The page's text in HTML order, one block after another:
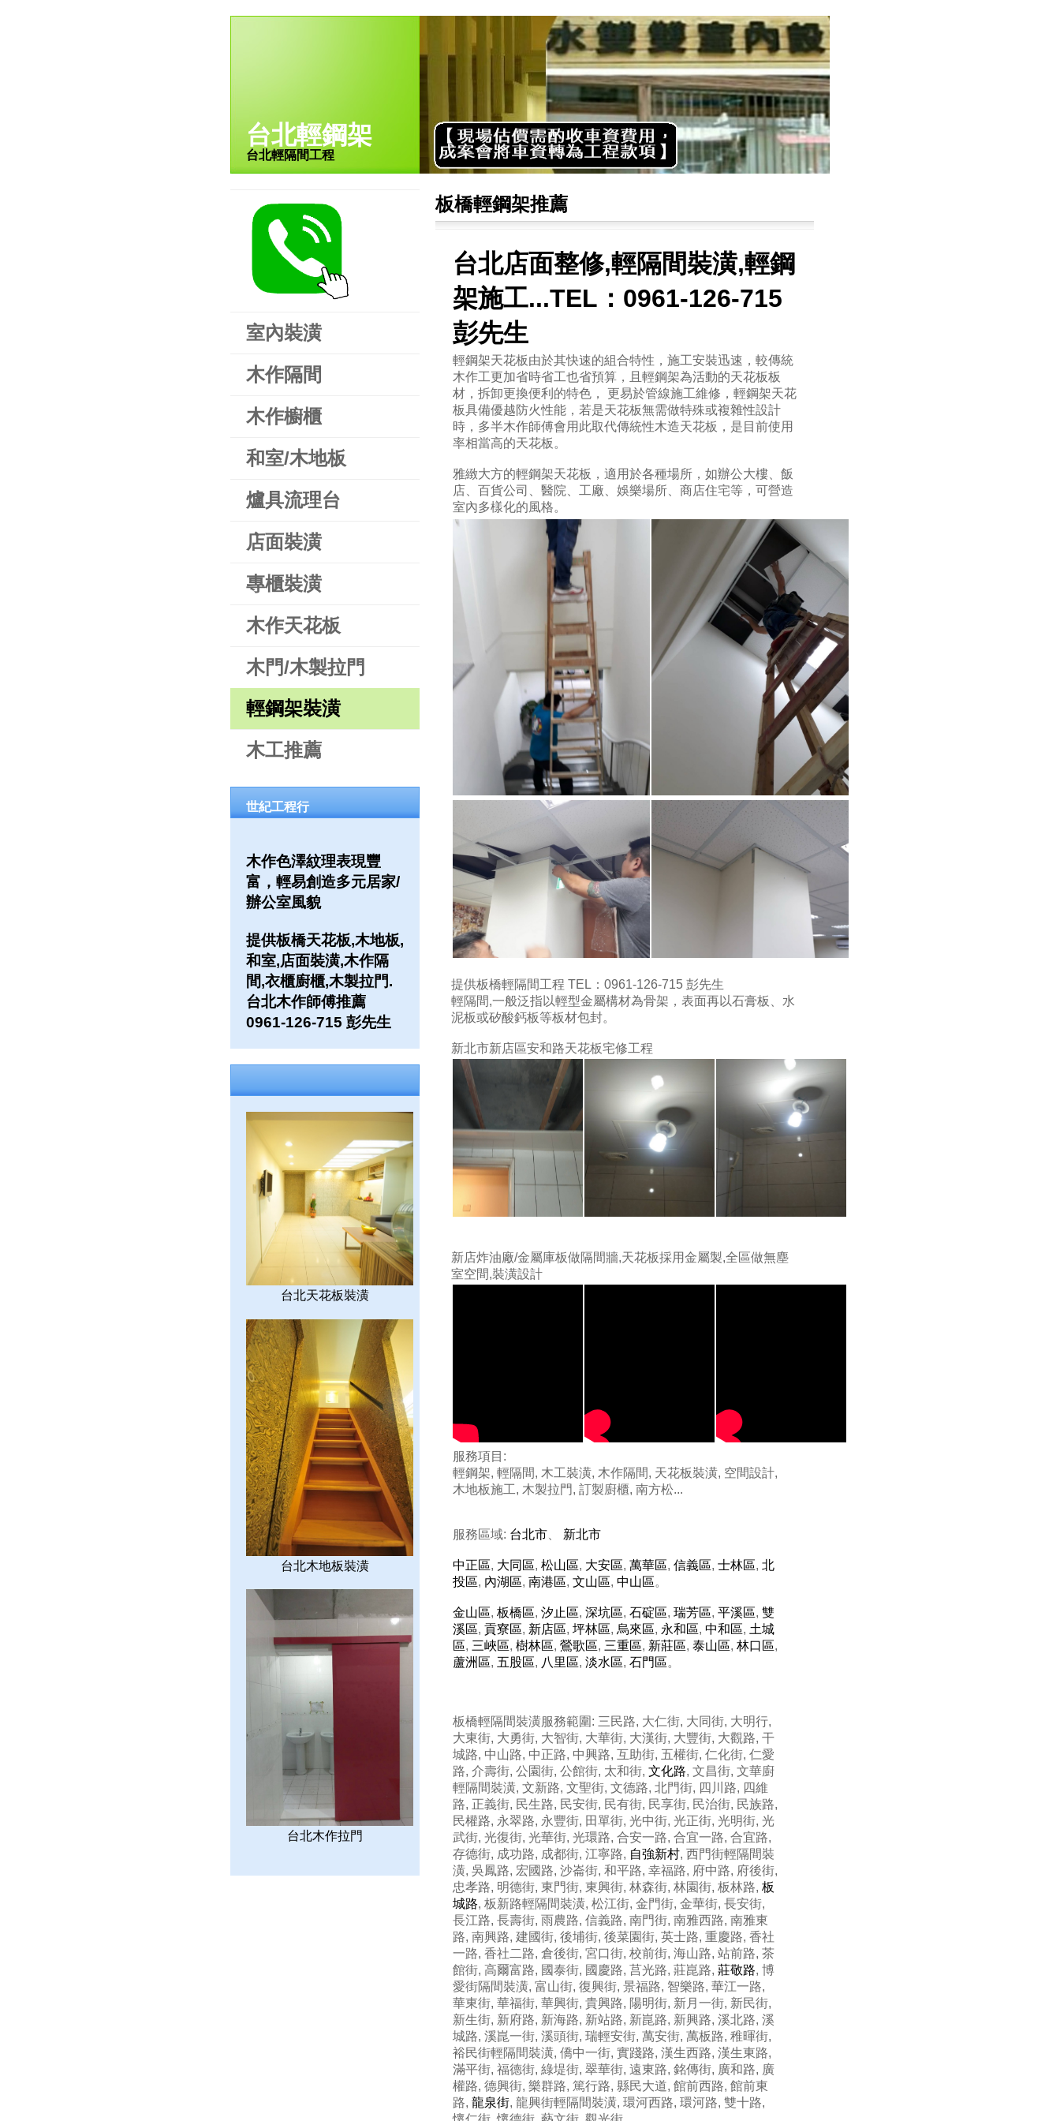
台北輕鋼架
台北輕隔間工程
室內裝潢
木作隔間
木作櫥櫃
和室/木地板
爐具流理台
店面裝潢
專櫃裝潢
木作天花板
木門/木製拉門
輕鋼架裝潢
木工推薦
世紀工程行
木作色澤紋理表現豐
富，輕易創造多元居家/
辦公室風貌
提供板橋天花板,木地板,
和室,店面裝潢,木作隔
間,衣櫃廚櫃,木製拉門.
台北木作師傅推薦
0961-126-715 彭先生
台北天花板裝潢
台北木地板裝潢
台北木作拉門
板橋輕鋼架推薦
台北店面整修,輕隔間裝潢,輕鋼
架施工...TEL：0961-126-715
彭先生
輕鋼架天花板由於其快速的組合特性，施工安裝迅速，較傳統
木作工更加省時省工也省預算，且輕鋼架為活動的天花板板
材，拆卸更換便利的特色， 更易於管線施工維修，輕鋼架天花
板具備優越防火性能，若是天花板無需做特殊或複雜性設計
時，多半木作師傅會用此取代傳統性木造天花板，是目前使用
率相當高的天花板。
雅緻大方的輕鋼架天花板，適用於各種場所，如辦公大樓、飯
店、百貨公司、醫院、工廠、娛樂場所、商店住宅等，可營造
室內多樣化的風格。
提供板橋輕隔間工程 TEL：0961-126-715 彭先生
輕隔間,一般泛指以輕型金屬構材為骨架，表面再以石膏板、水
泥板或矽酸鈣板等板材包封。
新北市新店區安和路天花板宅修工程
新店炸油廠/金屬庫板做隔間牆,天花板採用金屬製,全區做無塵
室空間,裝潢設計
服務項目:
輕鋼架, 輕隔間, 木工裝潢, 木作隔間, 天花板裝潢, 空間設計,
木地板施工, 木製拉門, 訂製廚櫃, 南方松...
服務區域: 台北市 新北市
中正區, 大同區, 松山區, 大安區, 萬華區, 信義區, 士林區, 北
投區, 內湖區, 南港區, 文山區, 中山區。
金山區, 板橋區, 汐止區, 深坑區, 石碇區, 瑞芳區, 平溪區, 雙
溪區, 貢寮區, 新店區, 坪林區, 烏來區, 永和區, 中和區, 土城
區, 三峽區, 樹林區, 鶯歌區, 三重區, 新莊區, 泰山區, 林口區,
蘆洲區, 五股區, 八里區, 淡水區, 石門區。
板橋輕隔間裝潢服務範圍: 三民路, 大仁街, 大同街, 大明行,
大東街, 大勇街, 大智街, 大華街, 大漢街, 大豐街, 大觀路, 干
城路, 中山路, 中正路, 中興路, 互助街, 五權街, 仁化街, 仁愛
路, 介壽街, 公園街, 公館街, 太和街, 文化路, 文昌街, 文華廚
輕隔間裝潢, 文新路, 文聖街, 文德路, 北門街, 四川路, 四維
路, 正義街, 民生路, 民安街, 民有街, 民享街, 民治街, 民族路,
民權路, 永翠路, 永豐街, 田單街, 光中街, 光正街, 光明街, 光
武街, 光復街, 光華街, 光環路, 合安一路, 合宜一路, 合宜路,
存德街, 成功路, 成都街, 江寧路, 自強新村, 西門街輕隔間裝
潢, 吳鳳路, 宏國路, 沙崙街, 和平路, 幸福路, 府中路, 府後街,
忠孝路, 明德街, 東門街, 東興街, 林森街, 林園街, 板林路, 板
城路, 板新路輕隔間裝潢, 松江街, 金門街, 金華街, 長安街,
長江路, 長壽街, 雨農路, 信義路, 南門街, 南雅西路, 南雅東
路, 南興路, 建國街, 後埔街, 後菜園街, 英士路, 重慶路, 香社
一路, 香社二路, 倉後街, 宮口街, 校前街, 海山路, 站前路, 茶
館街, 高爾富路, 國泰街, 國慶路, 莒光路, 莊崑路, 莊敬路, 博
愛街隔間裝潢, 富山街, 復興街, 景福路, 智樂路, 華江一路,
華東街, 華福街, 華興街, 貴興路, 陽明街, 新月一街, 新民街,
新生街, 新府路, 新海路, 新站路, 新崑路, 新興路, 溪北路, 溪
城路, 溪崑一街, 溪頭街, 瑞輕安街, 萬安街, 萬板路, 稚暉街,
裕民街輕隔間裝潢, 僑中一街, 實踐路, 漢生西路, 漢生東路,
滿平街, 福德街, 綠堤街, 翠華街, 遠東路, 銘傳街, 廣和路, 廣
權路, 德興街, 樂群路, 篤行路, 縣民大道, 館前西路, 館前東
路, 龍泉街, 龍興街輕隔間裝潢, 環河西路, 環河路, 雙十路,